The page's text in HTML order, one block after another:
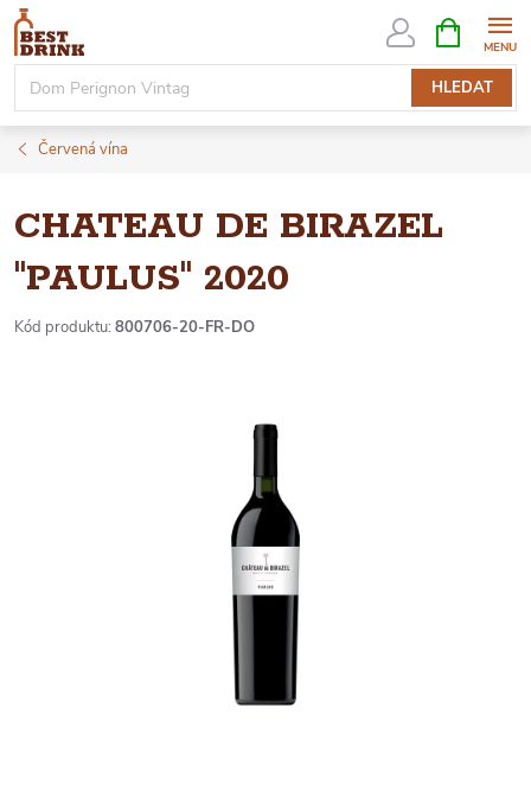
Přejít
obsah
HLEDAT
NÁKUPNÍ
KOŠÍK
Červená vína
CHATEAU DE BIRAZEL
"PAULUS" 2020
Kód produktu: 800706-20-FR-DO